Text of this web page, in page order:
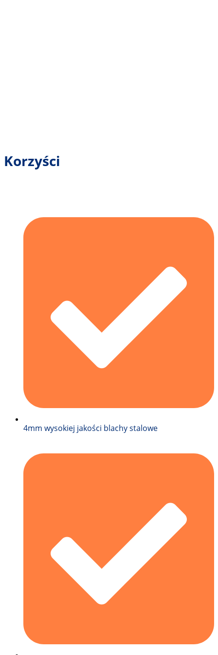
Korzyści
4mm wysokiej jakości blachy stalowe